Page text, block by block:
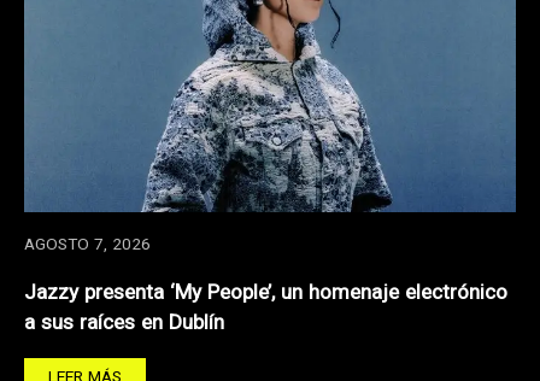
AGOSTO 7, 2026
Jazzy presenta ‘My People’, un homenaje electrónico
a sus raíces en Dublín